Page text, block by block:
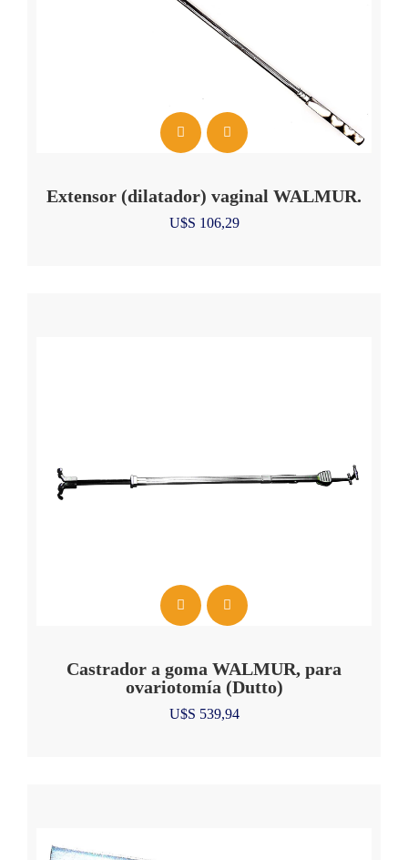
Extensor (dilatador) vaginal WALMUR.
U$S 106,29
Castrador a goma WALMUR, para
ovariotomía (Dutto)
U$S 539,94